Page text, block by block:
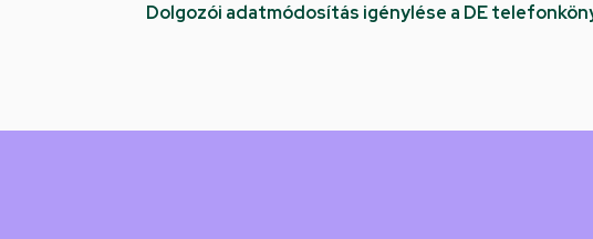
Dolgozói adatmódosítás igénylése a DE